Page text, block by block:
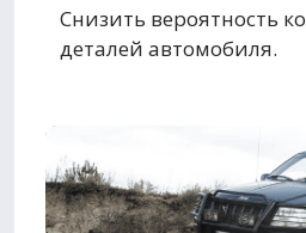
Снизить вероятность
деталей автомобиля.